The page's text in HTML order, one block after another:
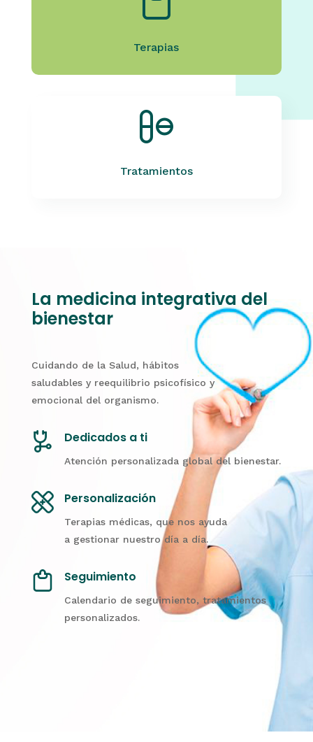
Terapias
Tratamientos
La medicina integrativa del
bienestar
Cuidando de la Salud, hábitos
saludables y reequilibrio psicofísico y
emocional del organismo.
Dedicados a ti
Atención personalizada global del bienestar.
Personalización
Terapias médicas, que nos ayuda
a gestionar nuestro día a día.
Seguimiento
Calendario de seguimiento, tratamientos
personalizados.